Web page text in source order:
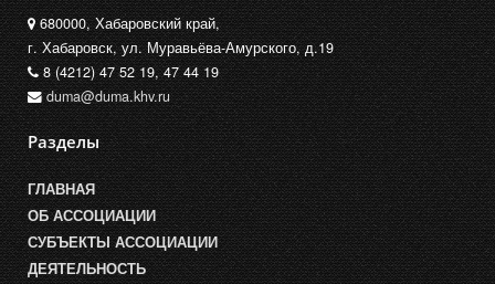
680000, Хабаровский край,
г. Хабаровск, ул. Муравьёва-Амурского, д.19
8 (4212) 47 52 19, 47 44 19
duma@duma.khv.ru
Разделы
ГЛАВНАЯ
ОБ АССОЦИАЦИИ
СУБЪЕКТЫ АССОЦИАЦИИ
ДЕЯТЕЛЬНОСТЬ